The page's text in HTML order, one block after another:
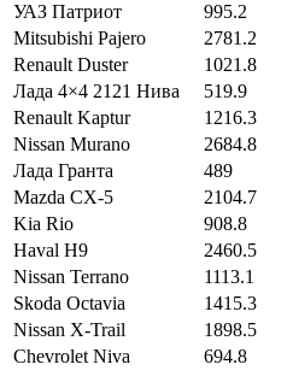
УАЗ Патриот
995.2
Mitsubishi Pajero
2781.2
Renault Duster
1021.8
Лада 4×4 2121 Нива
519.9
Renault Kaptur
1216.3
Nissan Murano
2684.8
Лада Гранта
489
Mazda CX-5
2104.7
Kia Rio
908.8
Haval H9
2460.5
Nissan Terrano
1113.1
Skoda Octavia
1415.3
Nissan X-Trail
1898.5
Chevrolet Niva
694.8